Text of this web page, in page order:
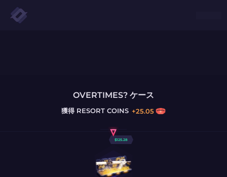
OVERTIMES? ケース
獲得 RESORT COINS +25.05
$125.28